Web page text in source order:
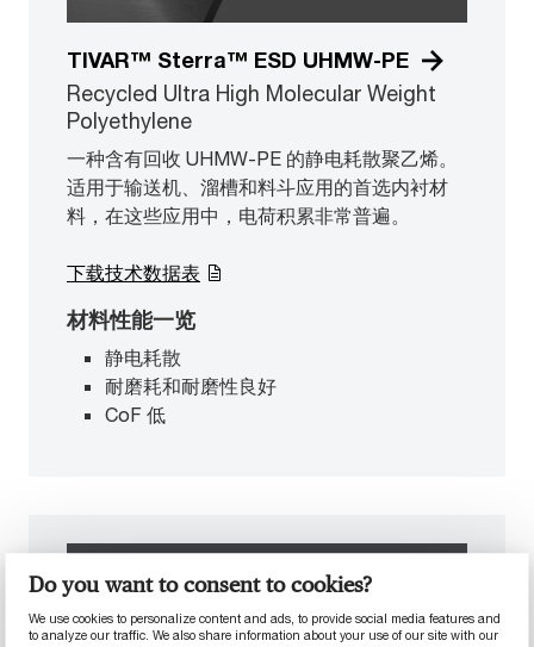
Do you want to consent to cookies?
We use cookies to personalize content and ads, to provide social media features and
to analyze our traffic. We also share information about your use of our site with our
TIVAR™ Sterra™ ESD UHMW-PE
Recycled Ultra High Molecular Weight
Polyethylene
一种含有回收 UHMW-PE 的静电耗散聚乙烯。
适用于输送机、溜槽和料斗应用的首选内衬材
料，在这些应用中，电荷积累非常普遍。
材料性能一览
静电耗散
耐磨耗和耐磨性良好
CoF 低
下载技术数据表